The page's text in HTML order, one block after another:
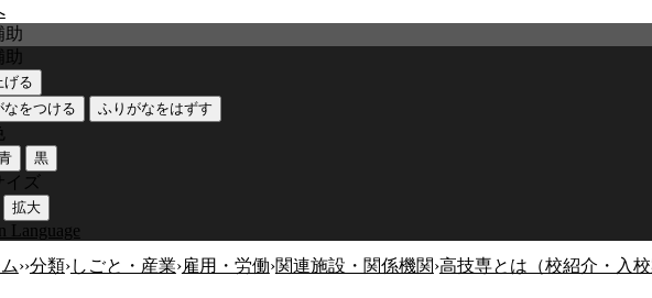
助
助
げる
なをつける
ふりがなをはずす
黒
イズ
拡大
Language
››分類›しごと・産業›雇用・労働›関連施設・関係機関›高技専とは（校紹介・入校